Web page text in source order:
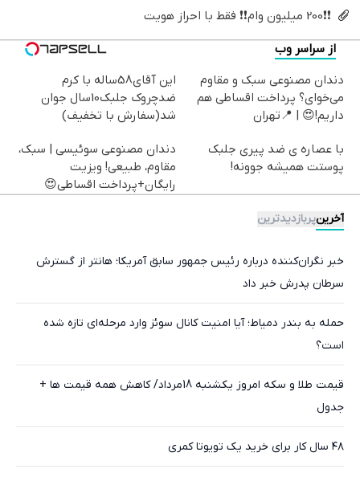
❗❗200 میلیون وام❗❗ فقط با احراز هویت
از سراسر وب
دندان مصنوعی سبک و مقاوم
می‌خوای؟ پرداخت اقساطی هم
داریم!😍 | 📍تهران
این آقای58ساله با کرم
ضدچروک جلبک10سال جوان
شد(سفارش با تخفیف)
با عصاره ی ضد پیری جلبک
پوستت همیشه جوونه!
دندان مصنوعی سوئیسی | سبک،
مقاوم، طبیعی! ویزیت
رایگان+پرداخت اقساطی😍
آخرینپربازدیدترین
خبر نگران‌کننده درباره رئیس جمهور سابق آمریکا؛ هانتر از گسترش
سرطان پدرش خبر داد
حمله به بندر دمیاط؛ آیا امنیت کانال سوئز وارد مرحله‌ای تازه شده
است؟
قیمت طلا و سکه امروز یکشنبه 18مرداد/ کاهش همه قیمت ها +
جدول
۴۸ سال کار برای خرید یک تویوتا کمری